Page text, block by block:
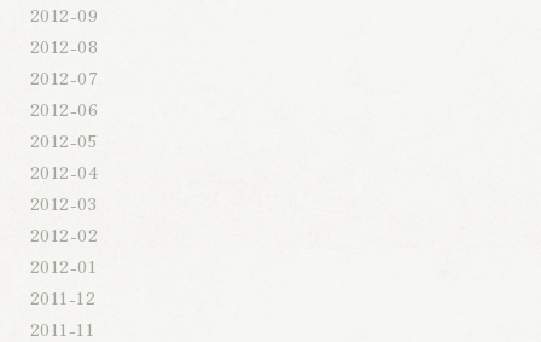
2012-09
2012-08
2012-07
2012-06
2012-05
2012-04
2012-03
2012-02
2012-01
2011-12
2011-11